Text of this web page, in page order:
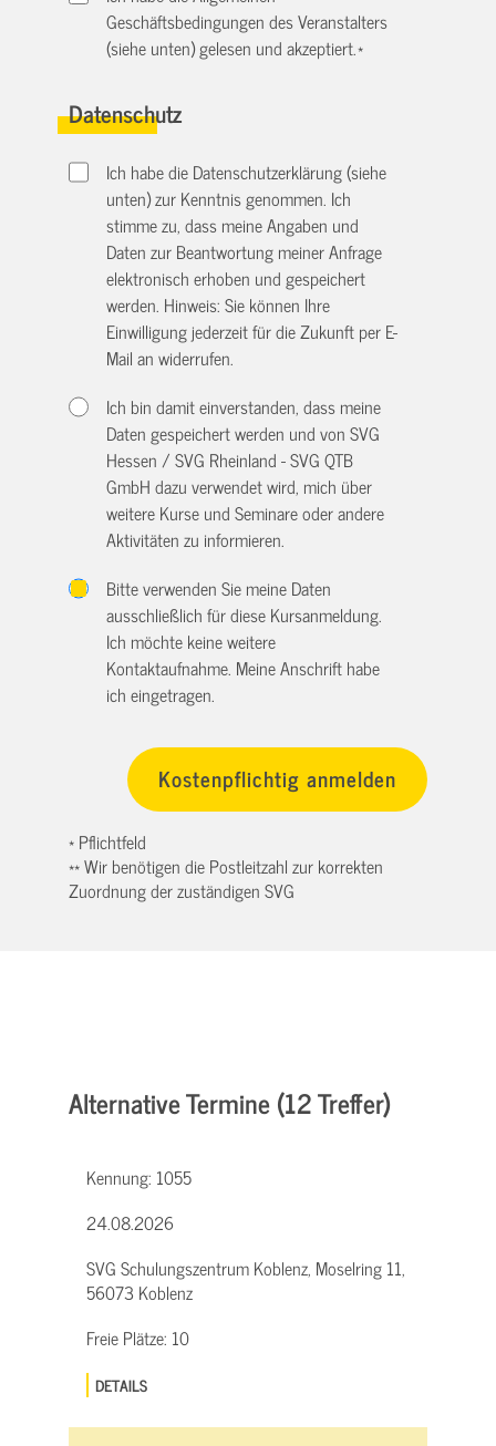
Geschäftsbedingungen des Veranstalters
(siehe unten) gelesen und akzeptiert.*
Datenschutz
Ich habe die Datenschutzerklärung (siehe
unten) zur Kenntnis genommen. Ich
stimme zu, dass meine Angaben und
Daten zur Beantwortung meiner Anfrage
elektronisch erhoben und gespeichert
werden. Hinweis: Sie können Ihre
Einwilligung jederzeit für die Zukunft per E-
Mail anwiderrufen.
Ich bin damit einverstanden, dass meine
Daten gespeichert werden und von SVG
Hessen / SVG Rheinland - SVG QTB
GmbH dazu verwendet wird, mich über
weitere Kurse und Seminare oder andere
Aktivitäten zu informieren.
Bitte verwenden Sie meine Daten
ausschließlich für diese Kursanmeldung.
Ich möchte keine weitere
Kontaktaufnahme. Meine Anschrift habe
ich eingetragen.
* Pflichtfeld
** Wir benötigen die Postleitzahl zur korrekten
Zuordnung der zuständigen SVG
Alternative Termine (12 Treffer)
Kennung: 1055
24.08.2026
SVG Schulungszentrum Koblenz, Moselring 11,
56073 Koblenz
Freie Plätze: 10
DETAILS